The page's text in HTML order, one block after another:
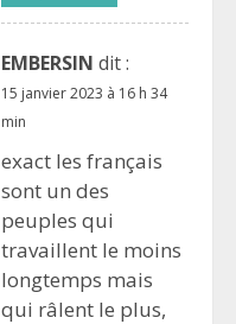
EMBERSIN dit :
15 janvier 2023 à 16 h 34
min
exact les français
sont un des
peuples qui
travaillent le moins
longtemps mais
qui râlent le plus,